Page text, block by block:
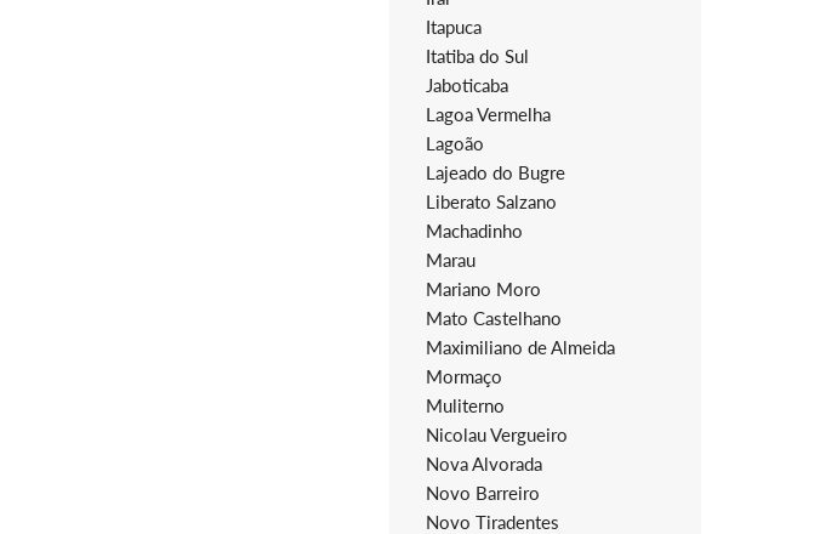
Itapuca
Itatiba do Sul
Jaboticaba
Lagoa Vermelha
Lagoão
Lajeado do Bugre
Liberato Salzano
Machadinho
Marau
Mariano Moro
Mato Castelhano
Maximiliano de Almeida
Mormaço
Muliterno
Nicolau Vergueiro
Nova Alvorada
Novo Barreiro
Novo Tiradentes